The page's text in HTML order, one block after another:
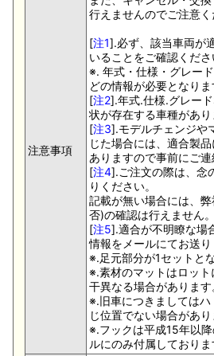
注意事項
行えませんのでご注意く
[注1].必ず、該当車両が
いることをご確認くださ
※. 年式・仕様・グレー
どの情報が必要となりま
[注2].年式.仕様.グレー
状が存在する車種があり
[注3].モデルチェンジや
じた場合には、適合製
ありますので事前にご連
[注4].ご注文の際は、念
りください。
記載が無い場合には、
否)の確認は行えません。
[注5].適合が不明瞭な場
情報をメールにてお送り
※.足元部分が1セットと
※.素材のマットはロッ
干異なる場合があります
※.旧車につきましては
じ位置でない場合があり
※.フックは平成15年以
ルにのみ付属しておりま